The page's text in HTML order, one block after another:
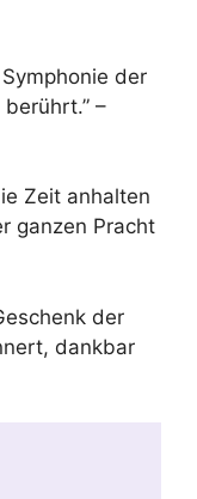
der
–
Zeit anhalten
ganzen Pracht
der
dankbar